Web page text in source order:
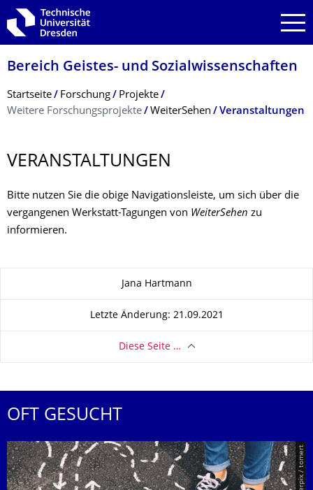
Zur Hauptnavigation springen
Zur Suche springen
Zum Inhalt springen
Bereich Geistes- und Sozialwissenschaf­ten
Breadcrumb-Menü
Startseite Forschung
Projekte
Weitere Forschungsprojekte
WeiterSehen Veranstaltungen
VERANSTALTUNGEN
Bitte nutzen Sie die obige Navigationsleiste, um sich über die
vergangenen Werkstatt-Tagungen von WeiterSehen zu
informieren.
Jana Hartmann
Letzte Änderung: 21.09.2021
Diese Seite …
OFT GESUCHT